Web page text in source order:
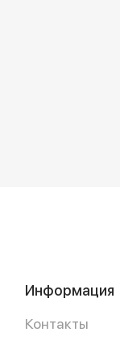
Информация
Контакты